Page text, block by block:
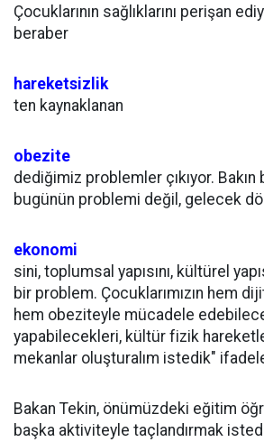
Çocuklarının sağlıklarını perişan
beraber
hareketsizlik
ten kaynaklanan
obezite
dediğimiz problemler çıkıyor.
bugünün problemi değil, gelecek
ekonomi
sini, toplumsal yapısını, kültürel
bir problem. Çocuklarımızın hem
hem obeziteyle mücadele
yapabilecekleri, kültür fizik
mekanlar oluşturalım istedik"
Bakan Tekin, önümüzdeki eğitim
başka aktiviteyle taçlandırmak